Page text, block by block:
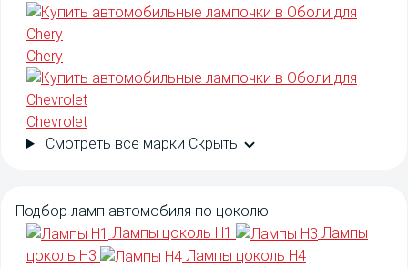
Chery
Chevrolet
Смотреть все марки Скрыть
Подбор ламп автомобиля по цоколю
Лампы цоколь H1
Лампы
цоколь H3
Лампы цоколь H4